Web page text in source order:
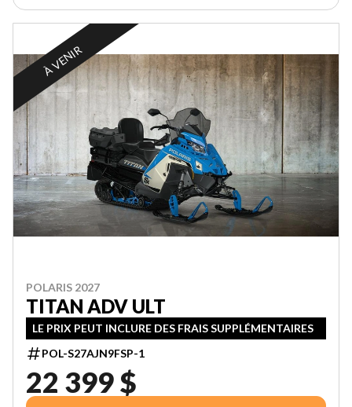
À VENIR
POLARIS 2027
TITAN ADV ULT
LE PRIX PEUT INCLURE DES FRAIS SUPPLÉMENTAIRES
POL-S27AJN9FSP-1
22 399 $